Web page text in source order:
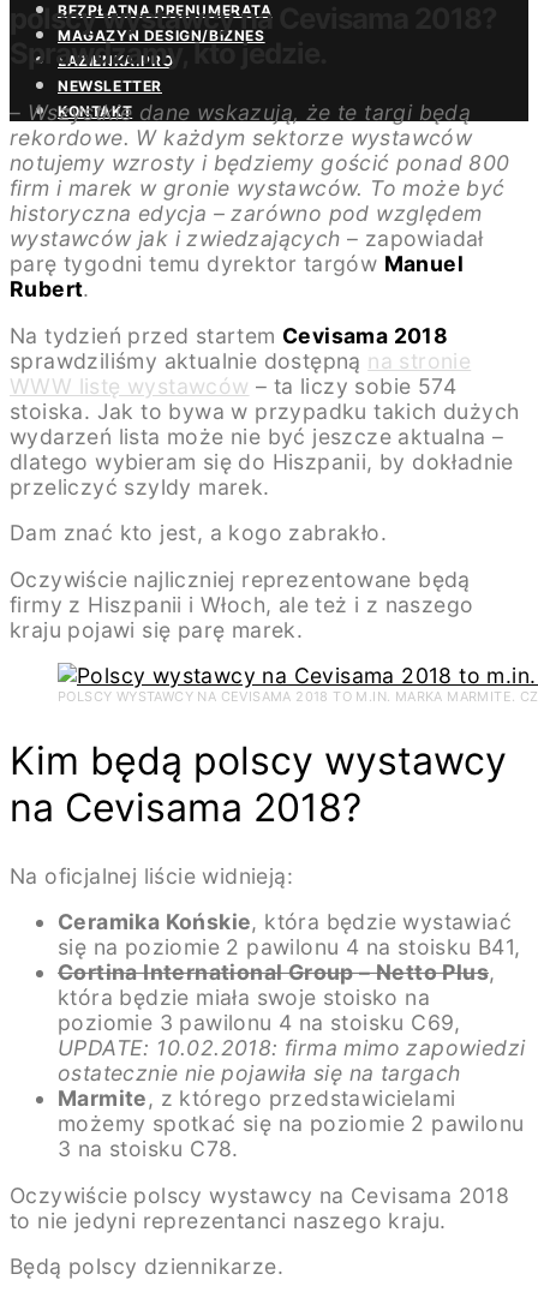
BEZPŁATNA PRENUMERATA
MAGAZYN DESIGN/BIZNES
ŁAZIENKA.PRO
NEWSLETTER
KONTAKT
polscy wystawcy na Cevisama 2018?
Sprawdzamy, kto jedzie.
– Wszystkie dane wskazują, że te targi będą
rekordowe. W każdym sektorze wystawców
notujemy wzrosty i będziemy gościć ponad 800
firm i marek w gronie wystawców. To może być
historyczna edycja – zarówno pod względem
wystawców jak i zwiedzających – zapowiadał
parę tygodni temu dyrektor targów Manuel
Rubert.
Na tydzień przed startem Cevisama 2018
sprawdziliśmy aktualnie dostępną na stronie
WWW listę wystawców – ta liczy sobie 574
stoiska. Jak to bywa w przypadku takich dużych
wydarzeń lista może nie być jeszcze aktualna –
dlatego wybieram się do Hiszpanii, by dokładnie
przeliczyć szyldy marek.
Dam znać kto jest, a kogo zabrakło.
Oczywiście najliczniej reprezentowane będą
firmy z Hiszpanii i Włoch, ale też i z naszego
kraju pojawi się parę marek.
POLSCY WYSTAWCY NA CEVISAMA 2018 TO M.IN. MARKA MARMITE.
Kim będą polscy wystawcy
na Cevisama 2018?
Na oficjalnej liście widnieją:
Ceramika Końskie, która będzie wystawiać
się na poziomie 2 pawilonu 4 na stoisku B41,
Cortina International Group – Netto Plus,
która będzie miała swoje stoisko na
poziomie 3 pawilonu 4 na stoisku C69,
UPDATE: 10.02.2018: firma mimo zapowiedzi
ostatecznie nie pojawiła się na targach
Marmite, z którego przedstawicielami
możemy spotkać się na poziomie 2 pawilonu
3 na stoisku C78.
Oczywiście polscy wystawcy na Cevisama 2018
to nie jedyni reprezentanci naszego kraju.
Będą polscy dziennikarze.